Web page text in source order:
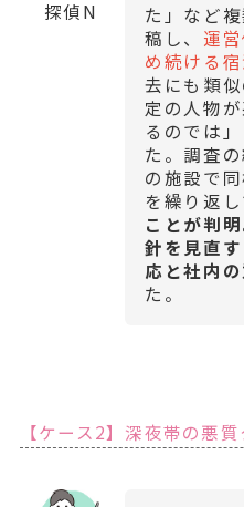
探偵N
た」など
稿し、 運
め続ける
去にも類
定の人物
るのでは
た。調査
の施設で
を繰り返
ことが判明
針を見直す
応と社内
た。
【ケース2】深夜帯の悪